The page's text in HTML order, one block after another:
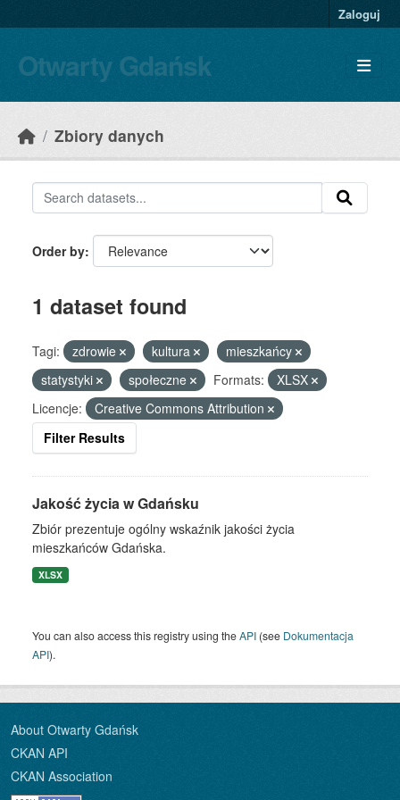
Zaloguj
Otwarty Gdańsk
Zbiory danych
Order by
1 dataset found
Tagi: zdrowie kultura
mieszkańcy
statystyki
społeczne Formats:
XLSX
Licencje:
Creative Commons Attribution
Filter Results
Jakość życia w Gdańsku
Zbiór prezentuje ogólny wskaźnik jakości życia
mieszkańców Gdańska.
XLSX
You can also access this registry using theAPI (see Dokumentacja
API).
About Otwarty Gdańsk
CKAN API
CKAN Association